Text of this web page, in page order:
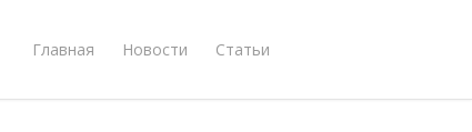
Главная Новости Статьи